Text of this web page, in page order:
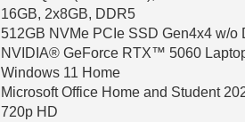
16GB, 2x8GB, DDR5
512GB NVMe PCIe SSD Gen4x4 w/o
NVIDIA® GeForce RTX™ 5060
Windows 11 Home
Microsoft Office Home and Student
720p HD